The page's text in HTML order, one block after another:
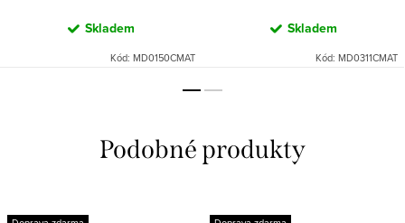
Skladem
Kód: MD0150CMAT
Skladem
Kód: MD0311CMAT